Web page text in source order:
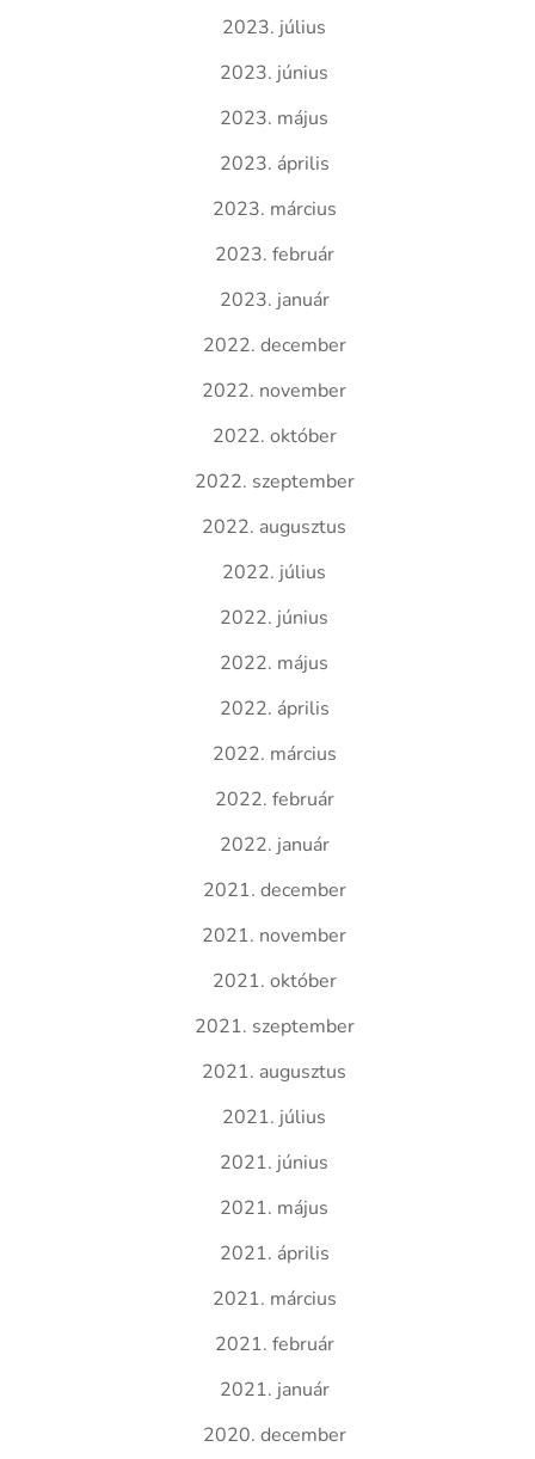
2023. július
2023. június
2023. május
2023. április
2023. március
2023. február
2023. január
2022. december
2022. november
2022. október
2022. szeptember
2022. augusztus
2022. július
2022. június
2022. május
2022. április
2022. március
2022. február
2022. január
2021. december
2021. november
2021. október
2021. szeptember
2021. augusztus
2021. július
2021. június
2021. május
2021. április
2021. március
2021. február
2021. január
2020. december